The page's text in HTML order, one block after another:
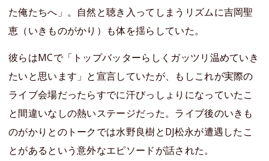
た俺たちへ」。自然と聴き入ってしまうリズムに吉岡聖
恵（いきものがかり）も体を揺らしていた。
彼らはMCで「トップバッターらしくガッツリ温めていき
たいと思います」と宣言していたが、もしこれが実際の
ライブ会場だったらすでに汗びっしょりになっていたこ
と間違いなしの熱いステージだった。ライブ後のいきも
のがかりとのトークでは水野良樹とDJ松永が遭遇したこ
とがあるという意外なエピソードが話された。